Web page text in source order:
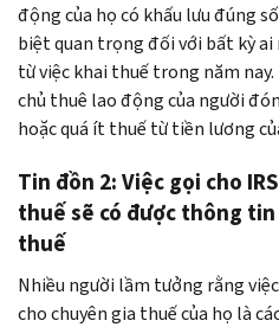
động của họ có khấu lưu đúng
biệt quan trọng đối với bất kỳ
từ việc khai thuế trong năm
chủ thuê lao động của người
hoặc quá ít thuế từ tiền lương
Tin đồn 2: Việc gọi cho
thuế sẽ có được thông
thuế
Nhiều người lầm tưởng rằng
cho chuyên gia thuế của họ là